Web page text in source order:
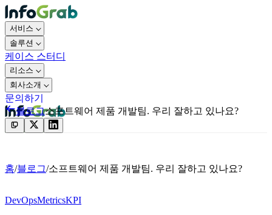
서비스
솔루션
케이스 스터디
리소스
회사소개
문의하기
문의하기
블로그소프트웨어 제품 개발팀. 우리 잘하고 있나요?
홈/블로그/소프트웨어 제품 개발팀. 우리 잘하고 있나요?
DevOpsMetricsKPI